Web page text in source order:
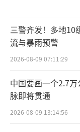
三警齐发！多地10
流与暴雨预警
2026-08-09 07:11:29
中国要画一个2.7
脉即将贯通
2026-08-09 13:14:56